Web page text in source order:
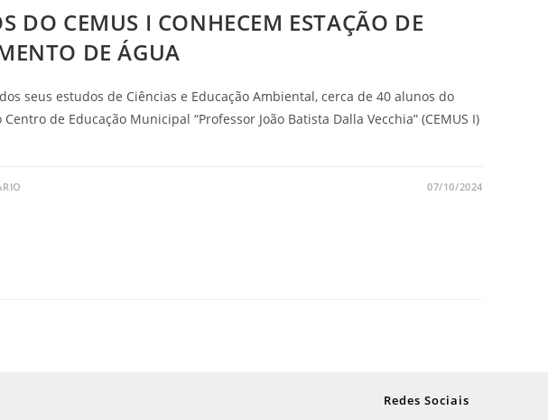
DO CEMUS I CONHECEM ESTAÇÃO DE
DE ÁGUA
seus estudos de Ciências e Educação Ambiental, cerca de 40 alunos do
de Educação Municipal “Professor João Batista Dalla Vecchia” (CEMUS I)
07/10/2024
Redes Sociais